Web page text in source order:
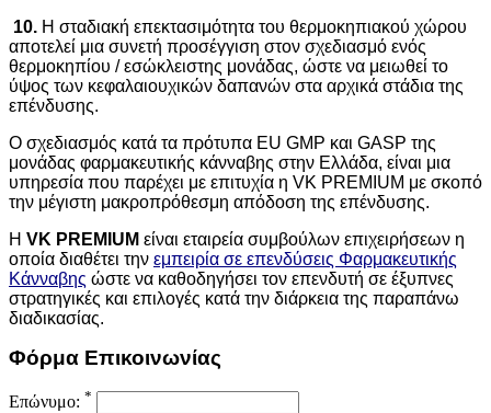
10. Η σταδιακή επεκτασιμότητα του θερμοκηπιακού χώρου
αποτελεί μια συνετή προσέγγιση στον σχεδιασμό ενός
θερμοκηπίου / εσώκλειστης μονάδας, ώστε να μειωθεί το
ύψος των κεφαλαιουχικών δαπανών στα αρχικά στάδια της
επένδυσης.
Ο σχεδιασμός κατά τα πρότυπα EU GMP και GASP της
μονάδας φαρμακευτικής κάνναβης στην Ελλάδα, είναι μια
υπηρεσία που παρέχει με επιτυχία η VK PREMIUM με σκοπό
την μέγιστη μακροπρόθεσμη απόδοση της επένδυσης.
Η VK PREMIUM είναι εταιρεία συμβούλων επιχειρήσεων η
οποία διαθέτει την εμπειρία σε επενδύσεις Φαρμακευτικής
Κάνναβης ώστε να καθοδηγήσει τον επενδυτή σε έξυπνες
στρατηγικές και επιλογές κατά την διάρκεια της παραπάνω
διαδικασίας.
Φόρμα Επικοινωνίας
Επώνυμο: *